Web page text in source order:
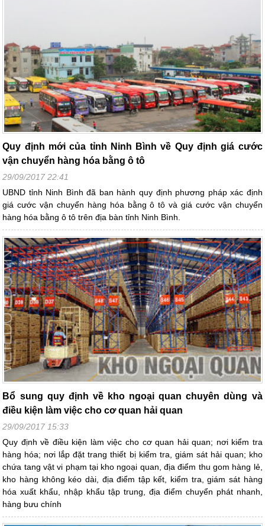
Quy định mới của tỉnh Ninh Bình về Quy định giá cước
vận chuyển hàng hóa bằng ô tô
29/09/2017 22:41
UBND tỉnh Ninh Bình đã ban hành quy định phương pháp xác định
giá cước vận chuyển hàng hóa bằng ô tô và giá cước vận chuyển
hàng hóa bằng ô tô trên địa bàn tỉnh Ninh Bình.
Bổ sung quy định về kho ngoại quan chuyên dùng và
điều kiện làm việc cho cơ quan hải quan
29/09/2017 15:33
Quy định về điều kiện làm việc cho cơ quan hải quan; nơi kiểm tra
hàng hóa; nơi lắp đặt trang thiết bị kiểm tra, giám sát hải quan; kho
chứa tang vật vi phạm tại kho ngoại quan, địa điểm thu gom hàng lẻ,
kho hàng không kéo dài, địa điểm tập kết, kiểm tra, giám sát hàng
hóa xuất khẩu, nhập khẩu tập trung, địa điểm chuyển phát nhanh,
hàng bưu chính